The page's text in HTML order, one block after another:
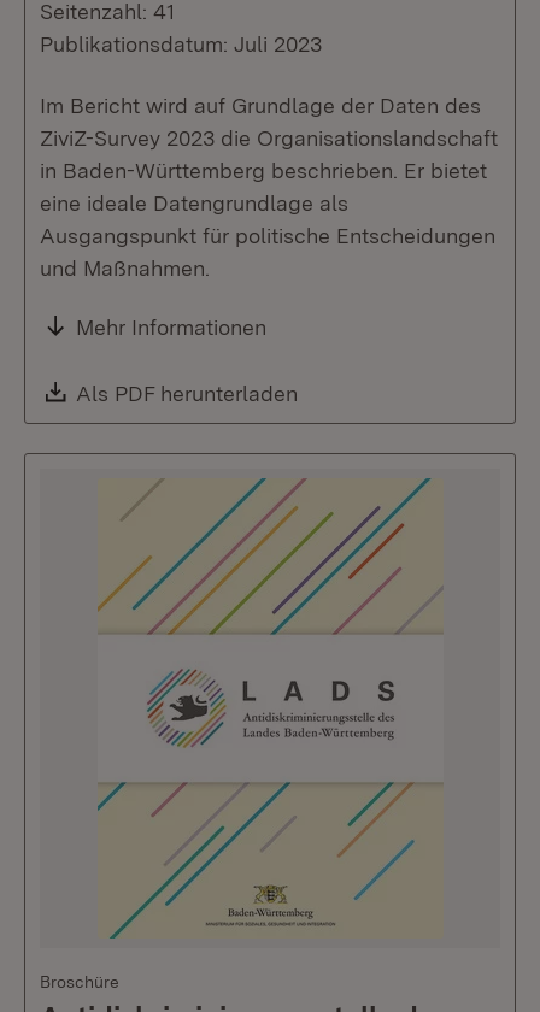
Seitenzahl: 41
Publikationsdatum: Juli 2023
Im Bericht wird auf Grundlage der Daten des
ZiviZ-Survey 2023 die Organisationslandschaft
in Baden-Württemberg beschrieben. Er bietet
eine ideale Datengrundlage als
Ausgangspunkt für politische Entscheidungen
und Maßnahmen.
Mehr Informationen
Download:
Als PDF herunterladen
Broschüre